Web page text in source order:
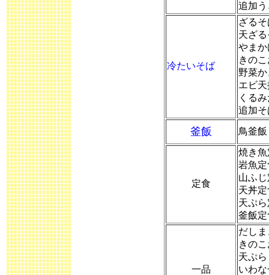
追加
冷たいそば
ざる
天ざ
やま
きの
野菜
エビ
くる
追加そ
釜飯 鳥釜飯
定食
焼き
岩魚定
山ふ
天丼
天ぷ
釜飯
一品
だし
きの
天ぷら
いわ